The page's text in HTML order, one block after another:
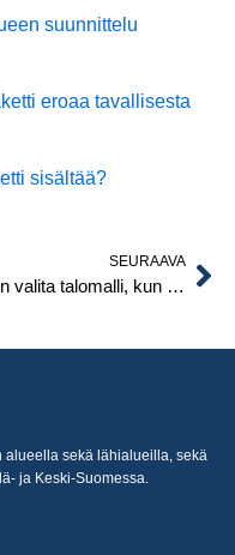
suunnittelu
eroaa tavallisesta
sisältää?
SEURAAVA
Miten valita talomalli, kun tontti asettaa rajoituksia?
alueella sekä lähialueilla, sekä
ja Keski-Suomessa.